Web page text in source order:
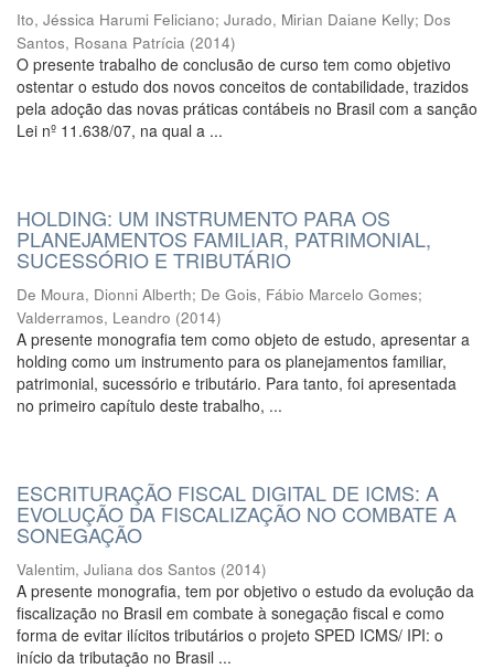
Ito, Jéssica Harumi Feliciano; Jurado, Mirian Daiane Kelly; Dos
Santos, Rosana Patrícia (2014)
O presente trabalho de conclusão de curso tem como objetivo
ostentar o estudo dos novos conceitos de contabilidade, trazidos
pela adoção das novas práticas contábeis no Brasil com a sanção
Lei nº 11.638/07, na qual a ...
HOLDING: UM INSTRUMENTO PARA OS
PLANEJAMENTOS FAMILIAR, PATRIMONIAL,
SUCESSÓRIO E TRIBUTÁRIO
De Moura, Dionni Alberth; De Gois, Fábio Marcelo Gomes;
Valderramos, Leandro (2014)
A presente monografia tem como objeto de estudo, apresentar a
holding como um instrumento para os planejamentos familiar,
patrimonial, sucessório e tributário. Para tanto, foi apresentada
no primeiro capítulo deste trabalho, ...
ESCRITURAÇÃO FISCAL DIGITAL DE ICMS: A
EVOLUÇÃO DA FISCALIZAÇÃO NO COMBATE A
SONEGAÇÃO
Valentim, Juliana dos Santos (2014)
A presente monografia, tem por objetivo o estudo da evolução da
fiscalização no Brasil em combate à sonegação fiscal e como
forma de evitar ilícitos tributários o projeto SPED ICMS/ IPI: o
início da tributação no Brasil ...